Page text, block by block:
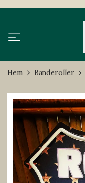
Hem Banderoller